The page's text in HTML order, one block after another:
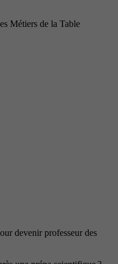
Métiers de la Table
devenir professeur des